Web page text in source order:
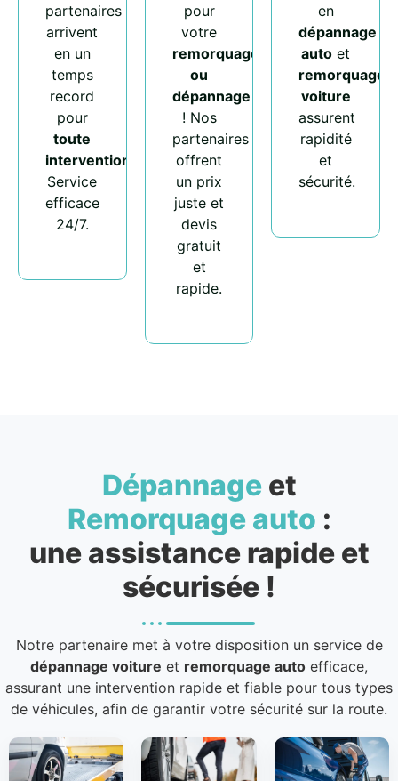
partenaires
arrivent
en un
temps
record
pour
toute
intervention
Service
efficace
24/7.
pour
votre
remorquage
ou
dépannage
! Nos
partenaires
offrent
un prix
juste et
devis
gratuit
et
rapide.
en
dépannage
auto et
remorquage
voiture
assurent
rapidité
et
sécurité.
Dépannageet
Remorquage auto :
une assistance rapide et
sécurisée !
Notre partenaire met à votre disposition un service de
dépannage voiture et remorquage auto efficace,
assurant une intervention rapide et fiable pour tous types
de véhicules, afin de garantir votre sécurité sur la route.